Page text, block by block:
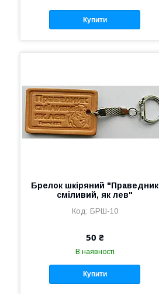
Купити
Брелок шкіряний "Праведник
сміливий, як лев"
БРШ-10
50 ₴
В наявності
Купити